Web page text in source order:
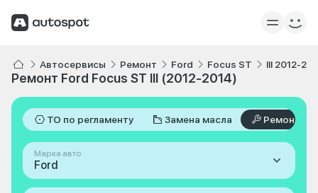
Автосервисы Ремонт Ford Focus ST III 2012-
Ремонт Ford Focus ST III (2012-2014)
ТО по регламенту Замена масла Ремонт
Марка авто
Ford